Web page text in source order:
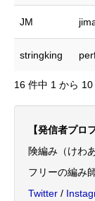
JM
stringking
16 件中 1 から
【発信者プロ
険編み（けわ
フリーの編み
Twitter /